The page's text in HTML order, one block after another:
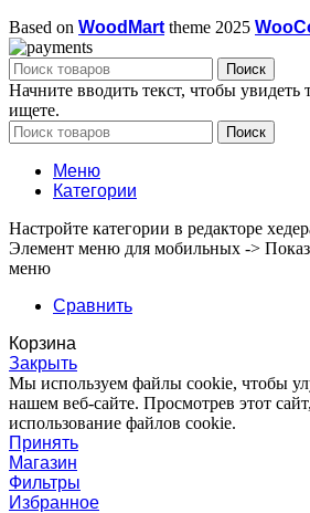
Based on WoodMart theme 2025
Поиск
Начните вводить текст, чтобы
ищете.
Поиск
Меню
Категории
Настройте категории в редакторе
Элемент меню для мобильных ->
меню
Сравнить
Корзина
Закрыть
Мы используем файлы cookie, чтобы
нашем веб-сайте. Просмотрев этот
использование файлов cookie.
Принять
Магазин
Фильтры
Избранное